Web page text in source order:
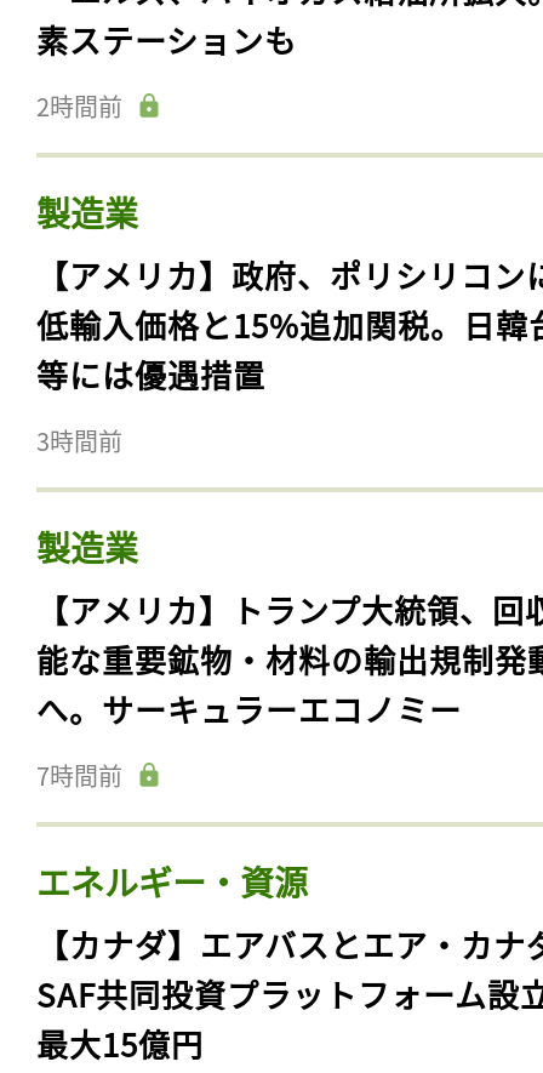
素ステーションも
2時間前
製造業
【アメリカ】政府、ポリシリコン
低輸入価格と15%追加関税。日韓
等には優遇措置
3時間前
製造業
【アメリカ】トランプ大統領、回
能な重要鉱物・材料の輸出規制発
へ。サーキュラーエコノミー
7時間前
エネルギー・資源
【カナダ】エアバスとエア・カナ
SAF共同投資プラットフォーム設
最大15億円